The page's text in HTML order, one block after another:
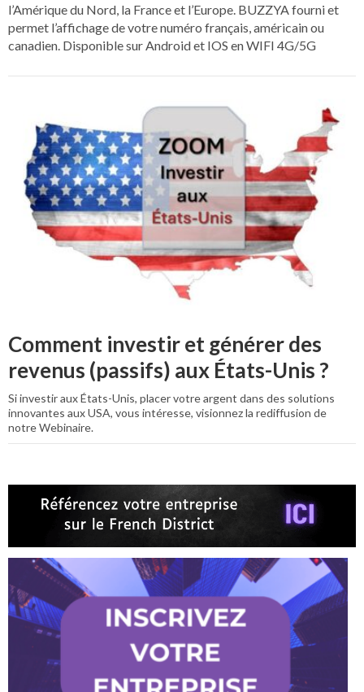
l’Amérique du Nord, la France et l’Europe. BUZZYA fourni et
permet l’affichage de votre numéro français, américain ou
canadien. Disponible sur Android et IOS en WIFI 4G/5G
Comment investir et générer des
revenus (passifs) aux États-Unis ?
Si investir aux États-Unis, placer votre argent dans des solutions
innovantes aux USA, vous intéresse, visionnez la rediffusion de
notre Webinaire.